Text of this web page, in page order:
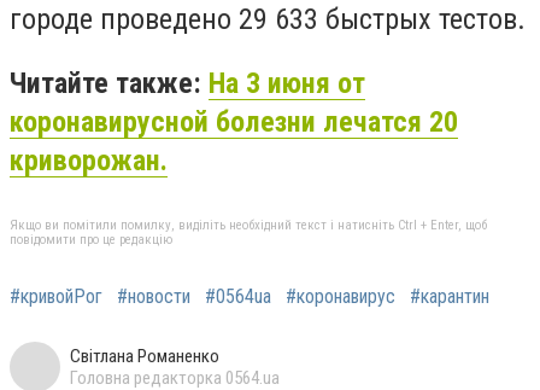
городе проведено 29 633 быстрых тестов.
Читайте также: На 3 июня от
коронавирусной болезни лечатся 20
криворожан.
Якщо ви помітили помилку, виділіть необхідний текст і натисніть Ctrl + Enter, щоб
повідомити про це редакцію
#кривойРог #новости #0564ua #коронавирус #карантин
Світлана Романенко
Головна редакторка 0564.ua